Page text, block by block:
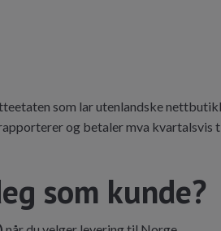
som lar utenlandske
og betaler mva kvartalsvis
som kunde?